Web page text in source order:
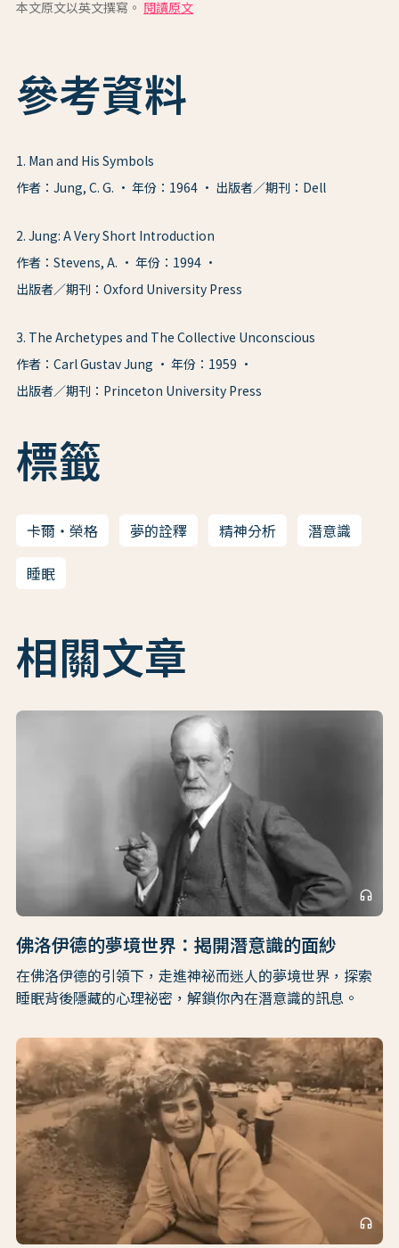
本文原文以英文撰寫。 閱讀原文
參考資料
1. Man and His Symbols
作者：Jung, C. G.
年份：1964 出版者／期刊：Dell
2. Jung: A Very Short Introduction
作者：Stevens, A.
年份：1994
出版者／期刊：Oxford University Press
3. The Archetypes and The Collective Unconscious
作者：Carl Gustav Jung
年份：1959
出版者／期刊：Princeton University Press
標籤
卡爾・榮格 夢的詮釋 精神分析
潛意識
睡眠
相關文章
headphones
佛洛伊德的夢境世界：揭開潛意識的面紗
在佛洛伊德的引領下，走進神祕而迷人的夢境世界，探索
睡眠背後隱藏的心理祕密，解鎖你內在潛意識的訊息。
headphones